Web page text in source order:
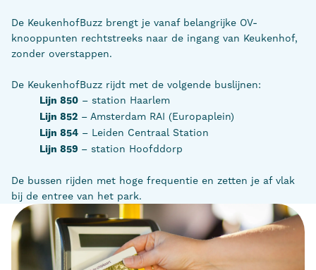
De KeukenhofBuzz brengt je vanaf belangrijke OV-
knooppunten rechtstreeks naar de ingang van Keukenhof,
zonder overstappen.
De KeukenhofBuzz rijdt met de volgende buslijnen:
Lijn 850 – station Haarlem
Lijn 852 – Amsterdam RAI (Europaplein)
Lijn 854 – Leiden Centraal Station
Lijn 859 – station Hoofddorp
De bussen rijden met hoge frequentie en zetten je af vlak
bij de entree van het park.